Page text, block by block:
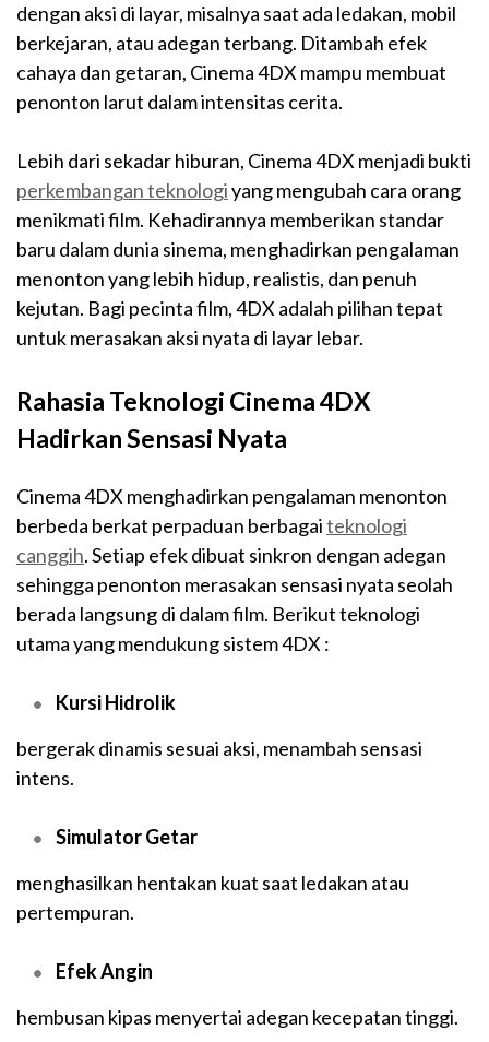
dengan aksi di layar, misalnya saat ada ledakan, mobil
berkejaran, atau adegan terbang. Ditambah efek
cahaya dan getaran, Cinema 4DX mampu membuat
penonton larut dalam intensitas cerita.
Lebih dari sekadar hiburan, Cinema 4DX menjadi bukti
perkembangan teknologiyang mengubah cara orang
menikmati film. Kehadirannya memberikan standar
baru dalam dunia sinema, menghadirkan pengalaman
menonton yang lebih hidup, realistis, dan penuh
kejutan. Bagi pecinta film, 4DX adalah pilihan tepat
untuk merasakan aksi nyata di layar lebar.
Rahasia Teknologi Cinema 4DX
Hadirkan Sensasi Nyata
Cinema 4DX menghadirkan pengalaman menonton
berbeda berkat perpaduan berbagaiteknologi
canggih. Setiap efek dibuat sinkron dengan adegan
sehingga penonton merasakan sensasi nyata seolah
berada langsung di dalam film. Berikut teknologi
utama yang mendukung sistem 4DX :
Kursi Hidrolik
bergerak dinamis sesuai aksi, menambah sensasi
intens.
Simulator Getar
menghasilkan hentakan kuat saat ledakan atau
pertempuran.
Efek Angin
hembusan kipas menyertai adegan kecepatan tinggi.